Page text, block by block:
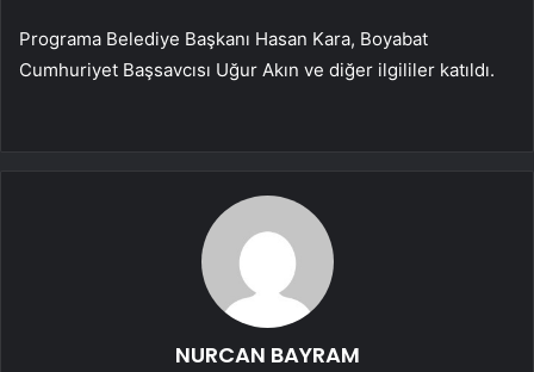
Programa Belediye Başkanı Hasan Kara, Boyabat
Cumhuriyet Başsavcısı Uğur Akın ve diğer ilgililer katıldı.
NURCAN BAYRAM